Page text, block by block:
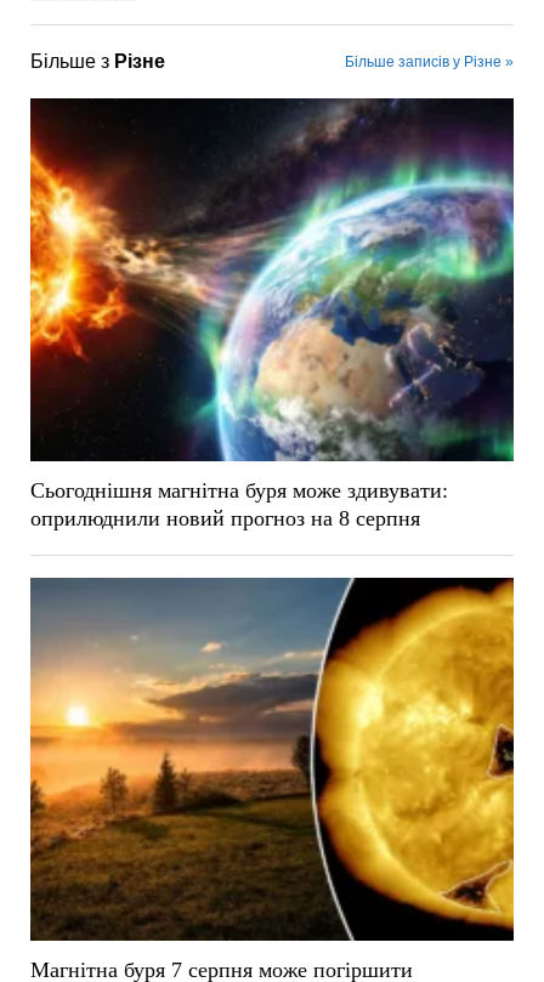
Більше з Різне Більше записів у Різне »
Сьогоднішня магнітна буря може здивувати:
оприлюднили новий прогноз на 8 серпня
Магнітна буря 7 серпня може погіршити